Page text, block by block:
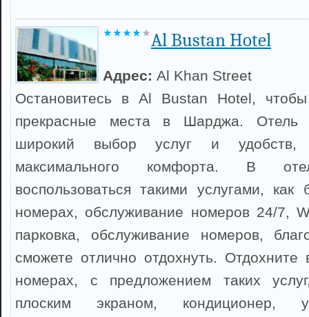
Al Bustan Hotel
Адрес: Al Khan Street
Остановитесь в Al Bustan Hotel,
прекрасные места в Шарджа. Отель
широкий выбор услуг и удобств,
максимального комфорта. В
воспользоваться такими услугами,
номерах, обслуживание номеров 24/7,
парковка, обслуживание номеров,
сможете отлично отдохнуть. Отдохните
номерах, с предложением таких
плоским экраном, кондиционер,